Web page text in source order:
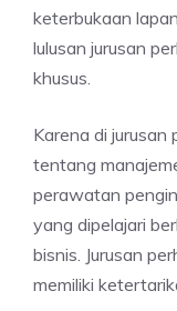
keterbukaan
lulusan jurusan
khusus.
Karena di jurusan
tentang
perawatan
yang dipelajari
bisnis. Jurusan
memiliki